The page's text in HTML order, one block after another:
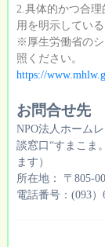
2.具体的かつ合
用を明示してい
※厚生労働省の
照ください。
https://
お問合せ先
NPO法人ホーム
談窓口“すまこま
ます）
所在地： 〒805-
電話番号：(093）